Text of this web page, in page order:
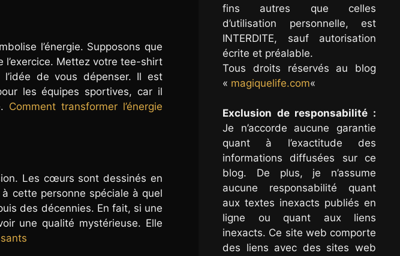
l’énergie. Supposons que
l’exercice. Mettez votre tee-shirt
de vous dépenser. Il est
les équipes sportives, car il
Comment transformer l’énergie
Les cœurs sont dessinés en
cette personne spéciale à quel
des décennies. En fait, si une
une qualité mystérieuse. Elle
fins autres que celles
d’utilisation personnelle, est
INTERDITE, sauf autorisation
écrite et préalable.
Tous droits réservés au blog
« magiquelife.com«
Exclusion de responsabilité :
Je n’accorde aucune garantie
quant à l’exactitude des
informations diffusées sur ce
blog. De plus, je n’assume
aucune responsabilité quant
aux textes inexacts publiés en
ligne ou quant aux liens
inexacts. Ce site web comporte
des liens avec des sites web